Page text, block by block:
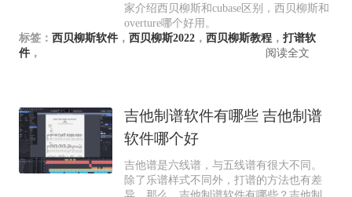
家介绍西贝柳斯和cubase区别，西贝柳斯和
overture哪个好用。
标签： 西贝柳斯软件， 西贝柳斯2022， 西贝柳斯教程， 打谱软
件， 阅读全文
吉他制谱软件有哪些 吉他制谱
软件哪个好
吉他谱是六线谱，与五线谱有很大不同。
除了乐谱样式不同外，打谱的方法也有差